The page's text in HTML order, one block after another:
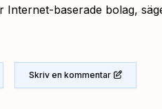
Internet-baserade bolag,
Skriv en kommentar